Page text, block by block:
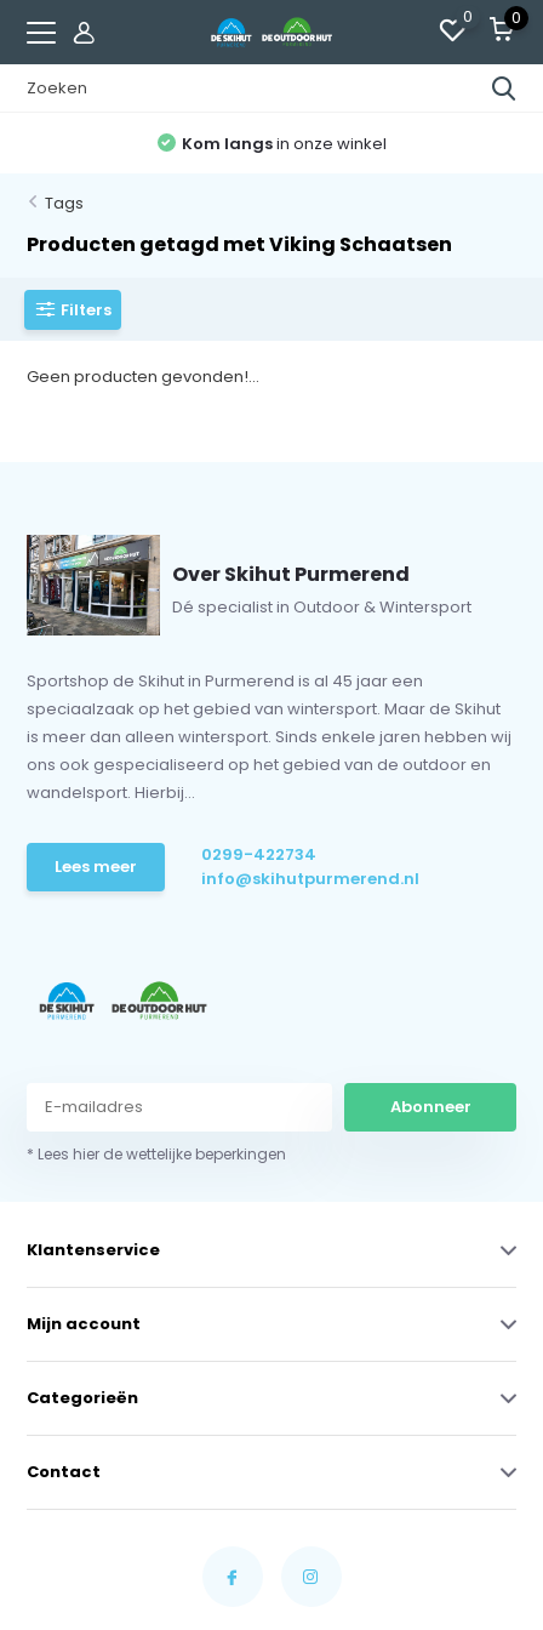
0 0
Kom langsin onze winkel
Tags
Producten getagd met Viking Schaatsen
Filters
Geen producten gevonden!...
Over Skihut Purmerend
Dé specialist in Outdoor & Wintersport
Sportshop de Skihut in Purmerend is al 45 jaar een
speciaalzaak op het gebied van wintersport. Maar de Skihut
is meer dan alleen wintersport. Sinds enkele jaren hebben wij
ons ook gespecialiseerd op het gebied van de outdoor en
wandelsport. Hierbij...
Lees meer
0299-422734
info@skihutpurmerend.nl
Abonneer
* Lees hier de wettelijke beperkingen
Klantenservice
Mijn account
Categorieën
Contact